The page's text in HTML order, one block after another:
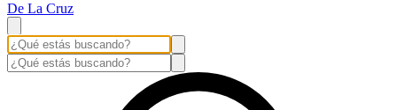
De La Cruz